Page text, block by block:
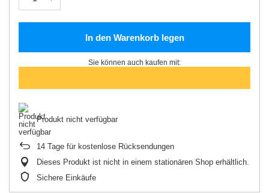
In den Warenkorb legen
Sie können auch kaufen mit:
Produkt nicht verfügbar
14 Tage für kostenlose Rücksendungen
Dieses Produkt ist nicht in einem stationären Shop erhältlich.
Sichere Einkäufe